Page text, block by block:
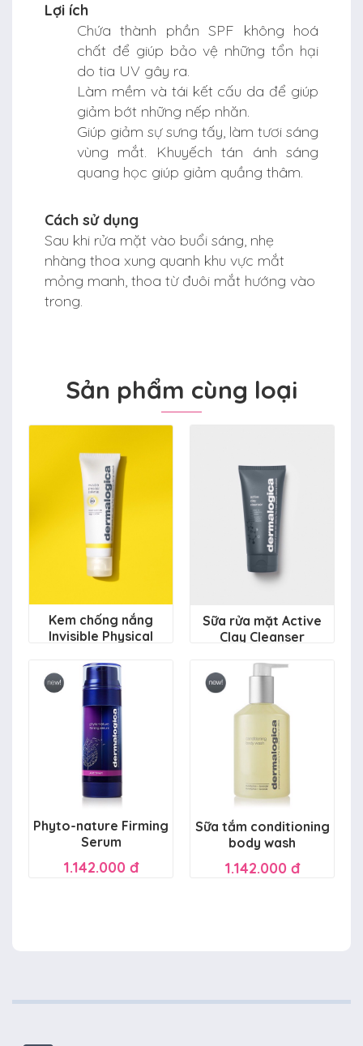
Lợi ích
Chứa thành phần SPF không hoá
chất để giúp bảo vệ những tổn hại
do tia UV gây ra.
Làm mềm và tái kết cấu da để giúp
giảm bớt những nếp nhăn.
Giúp giảm sự sưng tấy, làm tươi sáng
vùng mắt. Khuyếch tán ánh sáng
quang học giúp giảm quầng thâm.
Cách sử dụng
Sau khi rửa mặt vào buổi sáng, nhẹ
nhàng thoa xung quanh khu vực mắt
mỏng manh, thoa từ đuôi mắt hướng vào
trong.
Sản phẩm cùng loại
Kem chống nắng
Invisible Physical
1.950.000 đ
Sữa rửa mặt Active
Clay Cleanser
1.410.000 đ
Phyto-nature Firming
Serum
1.142.000 đ
Sữa tắm conditioning
body wash
1.142.000 đ